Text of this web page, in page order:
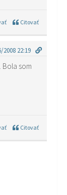
Citovať
2008 22:19
Bola som
Citovať